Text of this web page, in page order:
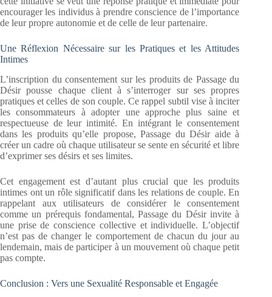
encourager les individus à prendre conscience de l’importance
de leur propre autonomie et de celle de leur partenaire.
Une Réflexion Nécessaire sur les Pratiques et les Attitudes
Intimes
L’inscription du consentement sur les produits de Passage du
Désir pousse chaque client à s’interroger sur ses propres
pratiques et celles de son couple. Ce rappel subtil vise à inciter
les consommateurs à adopter une approche plus saine et
respectueuse de leur intimité. En intégrant le consentement
dans les produits qu’elle propose, Passage du Désir aide à
créer un cadre où chaque utilisateur se sente en sécurité et libre
d’exprimer ses désirs et ses limites.
Cet engagement est d’autant plus crucial que les produits
intimes ont un rôle significatif dans les relations de couple. En
rappelant aux utilisateurs de considérer le consentement
comme un prérequis fondamental, Passage du Désir invite à
une prise de conscience collective et individuelle. L’objectif
n’est pas de changer le comportement de chacun du jour au
lendemain, mais de participer à un mouvement où chaque petit
pas compte.
Conclusion : Vers une Sexualité Responsable et Engagée